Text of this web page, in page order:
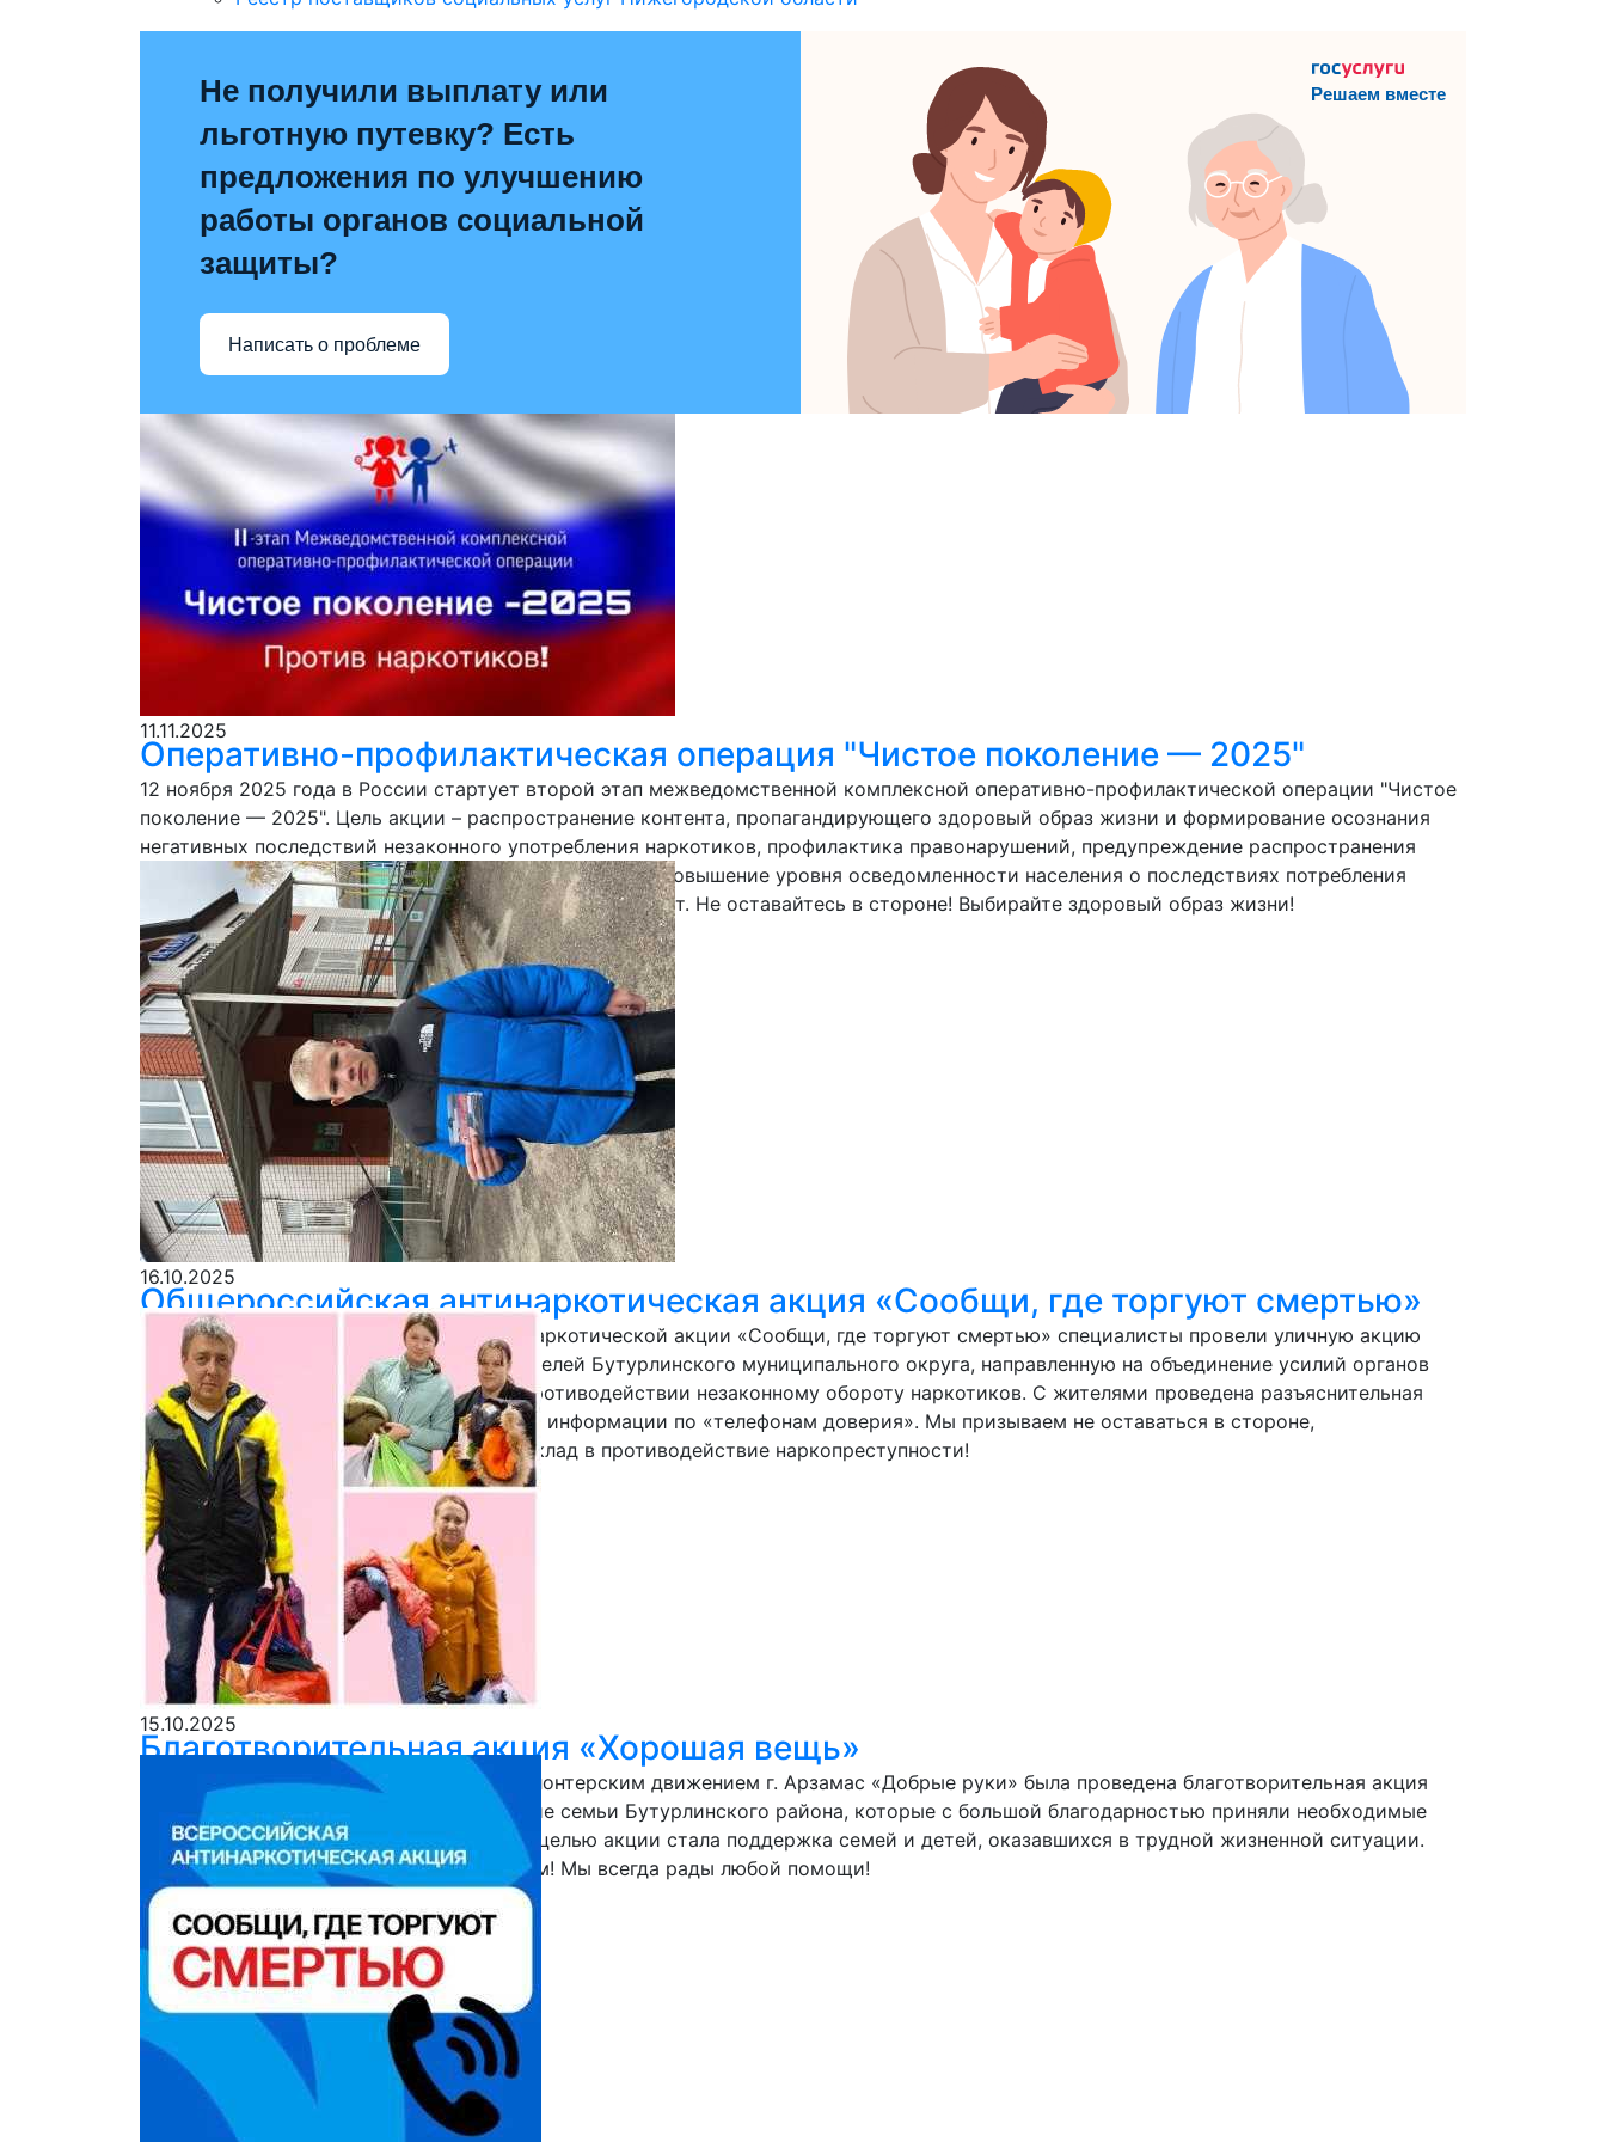
Решаем вместе
Не получили выплату или
льготную путевку? Есть
предложения по улучшению
работы органов социальной
защиты?
Написать о проблеме
11.11.2025
Оперативно-профилактическая операция "Чистое поколение — 2025"
12 ноября 2025 года в России стартует второй этап межведомственной комплексной оперативно-профилактической операции "Чистое
поколение — 2025". Цель акции – распространение контента, пропагандирующего здоровый образ жизни и формирование осознания
негативных последствий незаконного употребления наркотиков, профилактика правонарушений, предупреждение распространения
наркомании среди несовершеннолетних и молодежи, повышение уровня осведомленности населения о последствиях потребления
наркотиков и ответственности за их незаконный оборот. Не оставайтесь в стороне! Выбирайте здоровый образ жизни!
16.10.2025
Общероссийская антинаркотическая акция «Сообщи, где торгуют смертью»
В рамках II этапа Общероссийской антинаркотической акции «Сообщи, где торгуют смертью» специалисты провели уличную акцию
«Сообщи, где торгуют смертью!» для жителей Бутурлинского муниципального округа, направленную на объединение усилий органов
власти, общественности и населения в противодействии незаконному обороту наркотиков. С жителями проведена разъяснительная
работа о необходимости предоставления информации по «телефонам доверия». Мы призываем не оставаться в стороне,
присоединиться к акции и внести свой вклад в противодействие наркопреступности!
15.10.2025
Благотворительная акция «Хорошая вещь»
Сегодня в нашем Центре совместно с волонтерским движением г. Арзамас «Добрые руки» была проведена благотворительная акция
«Хорошая вещь». В акции приняли участие семьи Бутурлинского района, которые с большой благодарностью приняли необходимые
вещи: одежду, обувь и игрушки. Главной целью акции стала поддержка семей и детей, оказавшихся в трудной жизненной ситуации.
Ваши руки и сердца могут помочь многим! Мы всегда рады любой помощи!